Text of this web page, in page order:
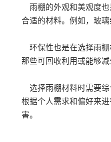
雨棚的外观和美观度也
合适的材料。例如，玻
环保性也是在选择雨棚
那些可回收利用或能够
选择雨棚材料时需要综
根据个人需求和偏好来
害。